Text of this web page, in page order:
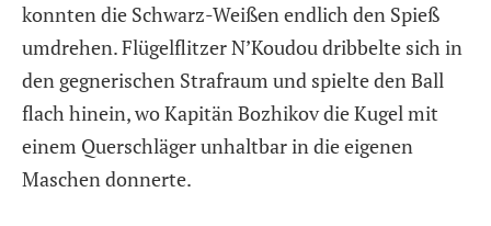
konnten die Schwarz-Weißen endlich den Spieß
umdrehen. Flügelflitzer N’Koudou dribbelte sich in
den gegnerischen Strafraum und spielte den Ball
flach hinein, wo Kapitän Bozhikov die Kugel mit
einem Querschläger unhaltbar in die eigenen
Maschen donnerte.